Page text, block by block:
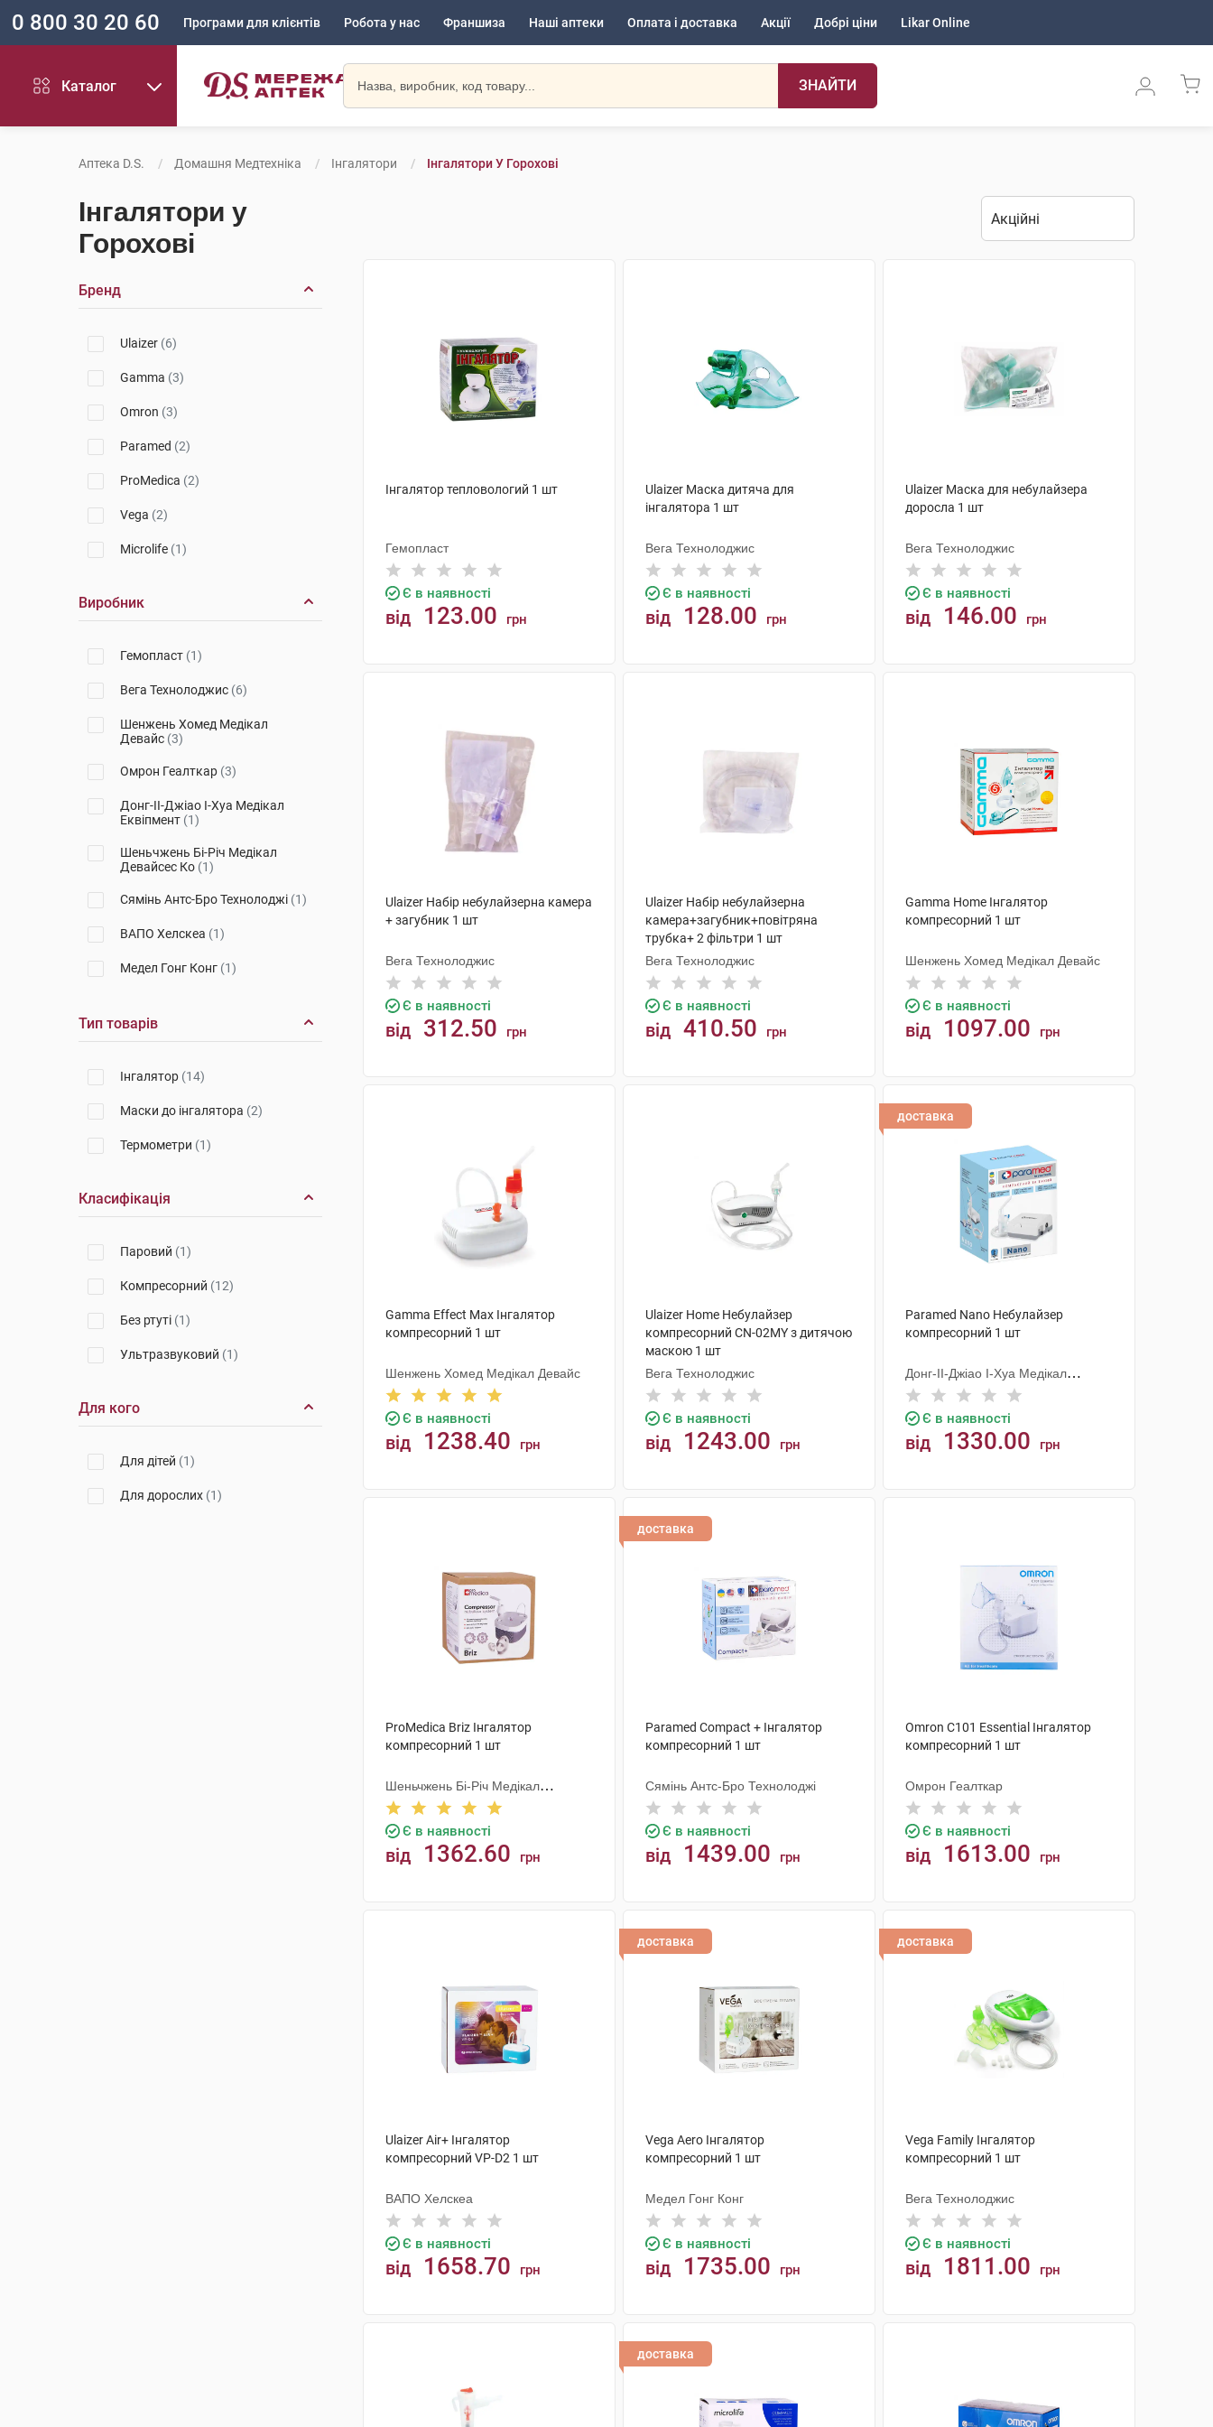
0 800 30 20 60 Програми для клієнтів Робота у нас Франшиза Наші аптеки Оплата і доставка Акції Добрі ціни Likar Online
Каталог ЗНАЙТИ
Аптека D.S. Домашня Медтехніка Інгалятори Інгалятори У Горохові
Інгалятори у
Горохові
Бренд
Ulaizer (6)
Gamma (3)
Omron (3)
Paramed (2)
ProMedica (2)
Vega (2)
Microlife (1)
Виробник
Гемопласт (1)
Вега Технолоджис (6)
Шенжень Хомед Медікал
Девайс (3)
Омрон Геалткар (3)
Донг-ІІ-Джіао І-Хуа Медікал
Еквіпмент (1)
Шеньчжень Бі-Річ Медікал
Девайсес Ко (1)
Сямінь Антс-Бро Технолоджі (1)
ВАПО Хелскеа (1)
Медел Гонг Конг (1)
Тип товарів
Інгалятор (14)
Маски до інгалятора (2)
Термометри (1)
Класифікація
Паровий (1)
Компресорний (12)
Без ртуті (1)
Ультразвуковий (1)
Для кого
Для дітей (1)
Для дорослих (1)
Інгалятор тепловологий 1 шт
Гемопласт
Є в наявності
від 123.00 грн
Ulaizer Маска дитяча для
інгалятора 1 шт
Вега Технолоджис
Є в наявності
від 128.00 грн
Ulaizer Маска для небулайзера
доросла 1 шт
Вега Технолоджис
Є в наявності
від 146.00 грн
Ulaizer Набір небулайзерна камера
+ загубник 1 шт
Вега Технолоджис
Є в наявності
від 312.50 грн
Ulaizer Набір небулайзерна
камера+загубник+повітряна
трубка+ 2 фільтри 1 шт
Вега Технолоджис
Є в наявності
від 410.50 грн
Gamma Home Інгалятор
компресорний 1 шт
Шенжень Хомед Медікал Девайс
Є в наявності
від 1097.00 грн
Gamma Effect Max Інгалятор
компресорний 1 шт
Шенжень Хомед Медікал Девайс
Є в наявності
від 1238.40 грн
Ulaizer Home Небулайзер
компресорний CN-02MY з дитячою
маскою 1 шт
Вега Технолоджис
Є в наявності
від 1243.00 грн
доставка
Paramed Nano Небулайзер
компресорний 1 шт
Донг-ІІ-Джіао І-Хуа Медікал
Еквіпмент
Є в наявності
від 1330.00 грн
ProMedica Briz Інгалятор
компресорний 1 шт
Шеньчжень Бі-Річ Медікал
Девайсес Ко
Є в наявності
від 1362.60 грн
доставка
Paramed Compact + Інгалятор
компресорний 1 шт
Сямінь Антс-Бро Технолоджі
Є в наявності
від 1439.00 грн
Omron C101 Essential Інгалятор
компресорний 1 шт
Омрон Геалткар
Є в наявності
від 1613.00 грн
Ulaizer Air+ Інгалятор
компресорний VP-D2 1 шт
ВАПО Хелскеа
Є в наявності
від 1658.70 грн
доставка
Vega Aero Інгалятор
компресорний 1 шт
Медел Гонг Конг
Є в наявності
від 1735.00 грн
доставка
Vega Family Інгалятор
компресорний 1 шт
Вега Технолоджис
Є в наявності
від 1811.00 грн
доставка